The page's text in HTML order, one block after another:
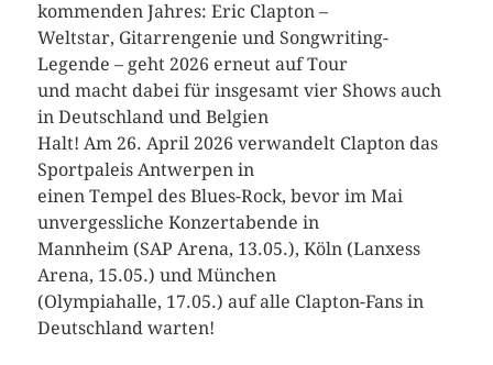
kommenden Jahres: Eric Clapton –
Weltstar, Gitarrengenie und Songwriting-
Legende – geht 2026 erneut auf Tour
und macht dabei für insgesamt vier Shows auch
in Deutschland und Belgien
Halt! Am 26. April 2026 verwandelt Clapton das
Sportpaleis Antwerpen in
einen Tempel des Blues-Rock, bevor im Mai
unvergessliche Konzertabende in
Mannheim (SAP Arena, 13.05.), Köln (Lanxess
Arena, 15.05.) und München
(Olympiahalle, 17.05.) auf alle Clapton-Fans in
Deutschland warten!